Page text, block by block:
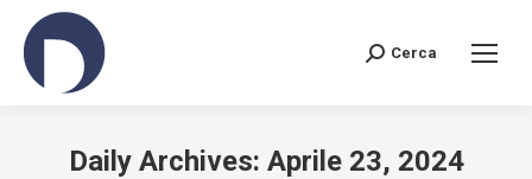
Search:
Cerca
Daily Archives: Aprile 23, 2024